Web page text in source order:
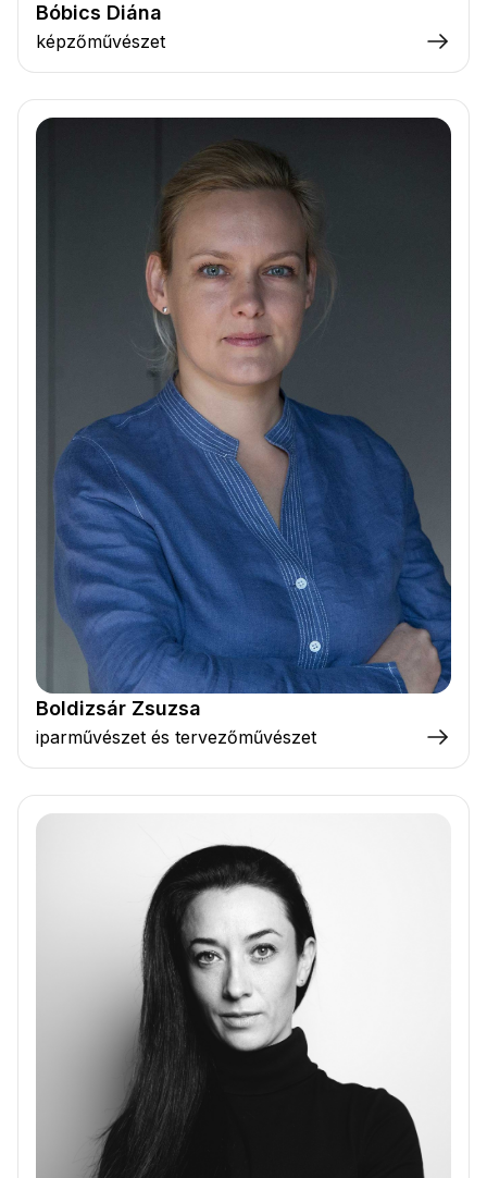
Bóbics Diána
képzőművészet
Boldizsár Zsuzsa
iparművészet és tervezőművészet